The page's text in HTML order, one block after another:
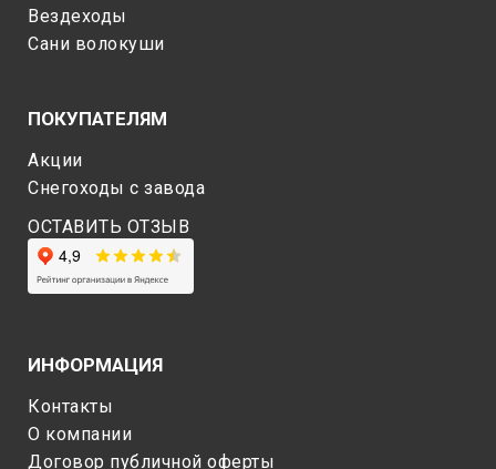
Вездеходы
Сани волокуши
ПОКУПАТЕЛЯМ
Акции
Снегоходы c завода
ОСТАВИТЬ ОТЗЫВ
ИНФОРМАЦИЯ
Контакты
О компании
Договор публичной оферты